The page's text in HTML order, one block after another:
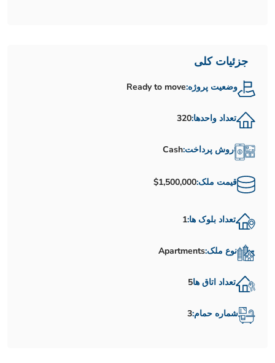
جزئیات کلی
وضعیت پروژه:Ready to move
تعداد واحدها:320
روش پرداخت:Cash
قیمت ملک:$1,500,000
تعداد بلوک ها:1
نوع ملک:Apartments
تعداد اتاق ها5
شماره حمام:3